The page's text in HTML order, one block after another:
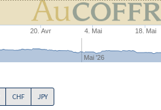
20. Avr 4. Mai 18. Mai
Mai '26
CHF JPY